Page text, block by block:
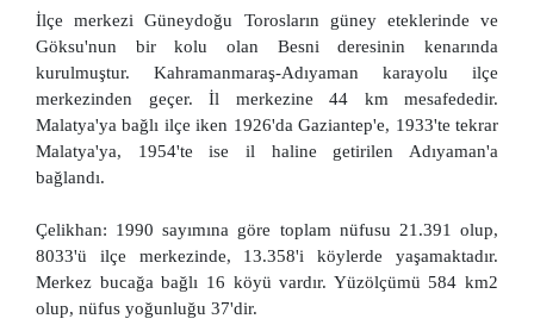
İlçe merkezi Güneydoğu Torosların güney eteklerinde ve
Göksu'nun bir kolu olan Besni deresinin kenarında
kurulmuştur. Kahramanmaraş-Adıyaman karayolu ilçe
merkezinden geçer. İl merkezine 44 km mesafededir.
Malatya'ya bağlı ilçe iken 1926'da Gaziantep'e, 1933'te tekrar
Malatya'ya, 1954'te ise il haline getirilen Adıyaman'a
bağlandı.
Çelikhan: 1990 sayımına göre toplam nüfusu 21.391 olup,
8033'ü ilçe merkezinde, 13.358'i köylerde yaşamaktadır.
Merkez bucağa bağlı 16 köyü vardır. Yüzölçümü 584 km2
olup, nüfus yoğunluğu 37'dir.